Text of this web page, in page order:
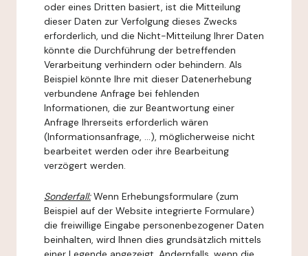
oder eines Dritten basiert, ist die Mitteilung
dieser Daten zur Verfolgung dieses Zwecks
erforderlich, und die Nicht-Mitteilung Ihrer Daten
könnte die Durchführung der betreffenden
Verarbeitung verhindern oder behindern. Als
Beispiel könnte Ihre mit dieser Datenerhebung
verbundene Anfrage bei fehlenden
Informationen, die zur Beantwortung einer
Anfrage Ihrerseits erforderlich wären
(Informationsanfrage, ...), möglicherweise nicht
bearbeitet werden oder ihre Bearbeitung
verzögert werden.
Sonderfall:Wenn Erhebungsformulare (zum
Beispiel auf der Website integrierte Formulare)
die freiwillige Eingabe personenbezogener Daten
beinhalten, wird Ihnen dies grundsätzlich mittels